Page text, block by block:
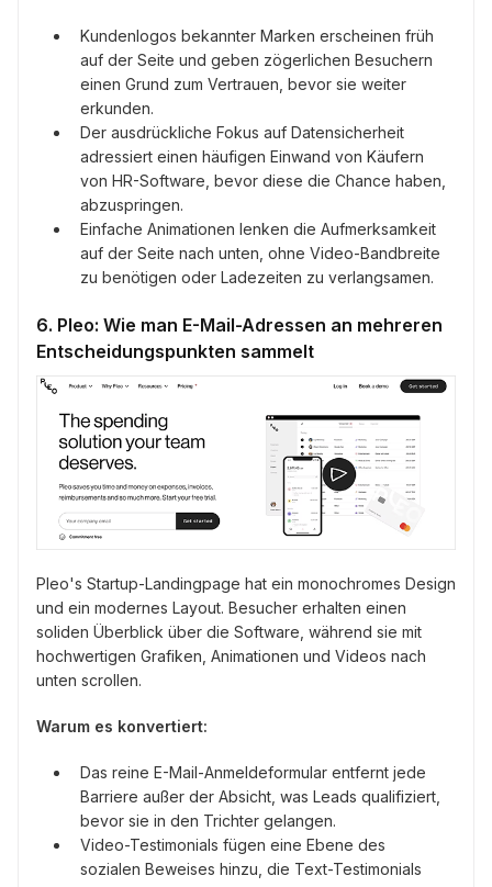
Kundenlogos bekannter Marken erscheinen früh
auf der Seite und geben zögerlichen Besuchern
einen Grund zum Vertrauen, bevor sie weiter
erkunden.
Der ausdrückliche Fokus auf Datensicherheit
adressiert einen häufigen Einwand von Käufern
von HR-Software, bevor diese die Chance haben,
abzuspringen.
Einfache Animationen lenken die Aufmerksamkeit
auf der Seite nach unten, ohne Video-Bandbreite
zu benötigen oder Ladezeiten zu verlangsamen.
6. Pleo: Wie man E-Mail-Adressen an mehreren
Entscheidungspunkten sammelt
Pleo's Startup-Landingpage hat ein monochromes Design
und ein modernes Layout. Besucher erhalten einen
soliden Überblick über die Software, während sie mit
hochwertigen Grafiken, Animationen und Videos nach
unten scrollen.
Warum es konvertiert:
Das reine E-Mail-Anmeldeformular entfernt jede
Barriere außer der Absicht, was Leads qualifiziert,
bevor sie in den Trichter gelangen.
Video-Testimonials fügen eine Ebene des
sozialen Beweises hinzu, die Text-Testimonials